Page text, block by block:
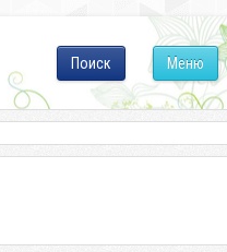
Меню
Поиск